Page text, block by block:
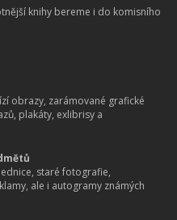
knihy bereme i do komisního
obrazy, zarámované grafické
plakáty, exlibrisy a
staré fotografie,
ale i autogramy známých